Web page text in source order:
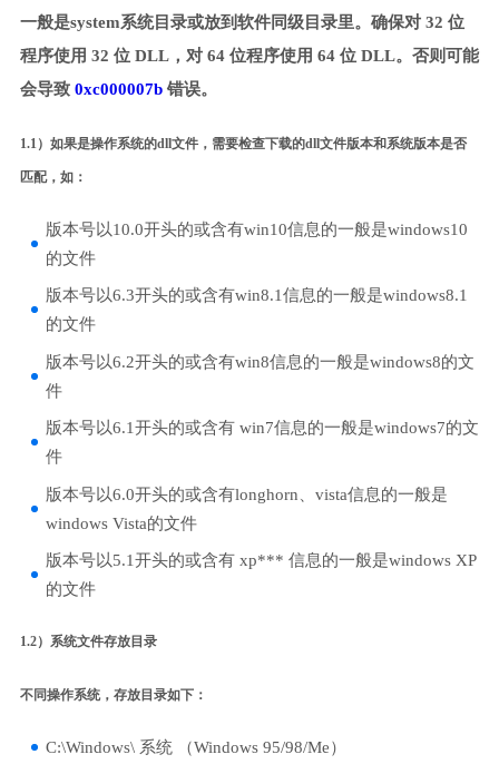
一般是system系统目录或放到软件同级目录里。确保对 32 位
程序使用 32 位 DLL，对 64 位程序使用 64 位 DLL。否则可能
会导致 0xc000007b错误。
1.1）如果是操作系统的dll文件，需要检查下载的dll文件版本和系统版本是否
匹配，如：
版本号以10.0开头的或含有win10信息的一般是windows10
的文件
版本号以6.3开头的或含有win8.1信息的一般是windows8.1
的文件
版本号以6.2开头的或含有win8信息的一般是windows8的文
件
版本号以6.1开头的或含有 win7信息的一般是windows7的文
件
版本号以6.0开头的或含有longhorn、vista信息的一般是
windows Vista的文件
版本号以5.1开头的或含有 xp*** 信息的一般是windows XP
的文件
1.2）系统文件存放目录
不同操作系统，存放目录如下：
C:\Windows\ 系统 （Windows 95/98/Me）